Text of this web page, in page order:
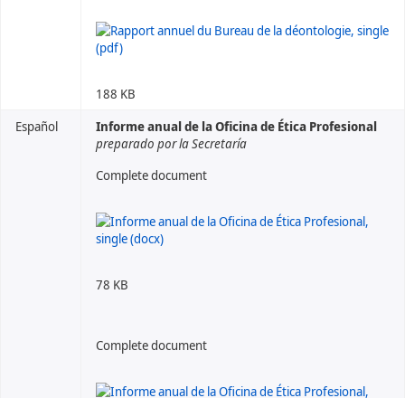
188 KB
Español
Informe anual de la Oficina de Ética Profesional
preparado por la Secretaría
Complete document
78 KB
Complete document